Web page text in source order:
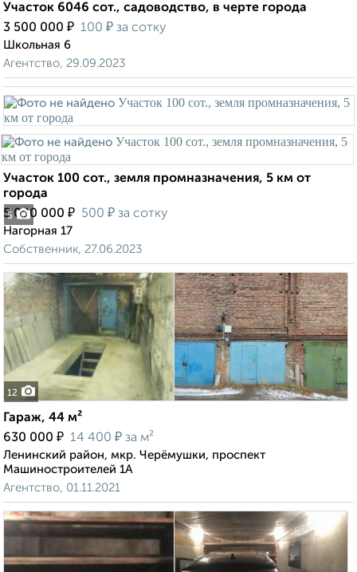
Участок 6046 сот., садоводство, в черте города
3 500 000 ₽ 100 ₽ за сотку
Школьная 6
Агентство, 29.09.2023
5
Участок 100 сот., земля промназначения, 5 км от
города
5 000 000 ₽ 500 ₽ за сотку
Нагорная 17
Собственник, 27.06.2023
12
Гараж, 44 м²
630 000 ₽ 14 400 ₽ за м²
Ленинский район, мкр. Черёмушки, проспект
Машиностроителей 1А
Агентство, 01.11.2021